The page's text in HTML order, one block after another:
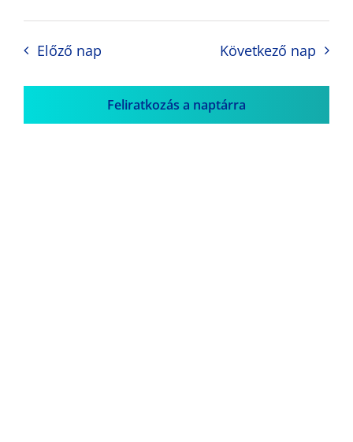
Előző nap Következő nap
Feliratkozás a naptárra